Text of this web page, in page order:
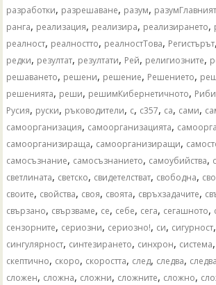
разработки, разрешаване, разум, разумГлавният
ранга, реализация, реализира, реализирането,
реалност, реалностто, реалностТова, Регистърът,
редки, резултат, резултати, Рей, религиозните,
решаването, решени, решение, Решението,
решенията, реши, решимКибернетичното,
Русия, руски, ръководители, с, с357, са, сами,
самоорганизация, самоорганизацията,
самоорганизираща, самоорганизиращи,
самосъзнание, самосъзнанието, самоубийства,
светлината, светско, свидетелстват, свободна,
своите, свойства, своя, своята, свръхзадачите,
свързано, свързваме, се, себе, сега, сегашното,
сензорните, сериозни, сериозно!, си, сигурност,
сингулярност, синтезирането, синхрон, система,
скептично, скоро, скоростта, след, следва,
сложен, сложна, сложни, сложните, сложно,